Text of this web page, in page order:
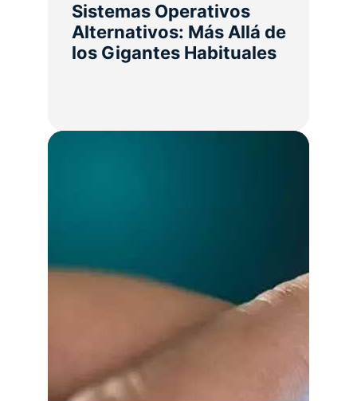
Sistemas Operativos
Alternativos: Más Allá de
los Gigantes Habituales